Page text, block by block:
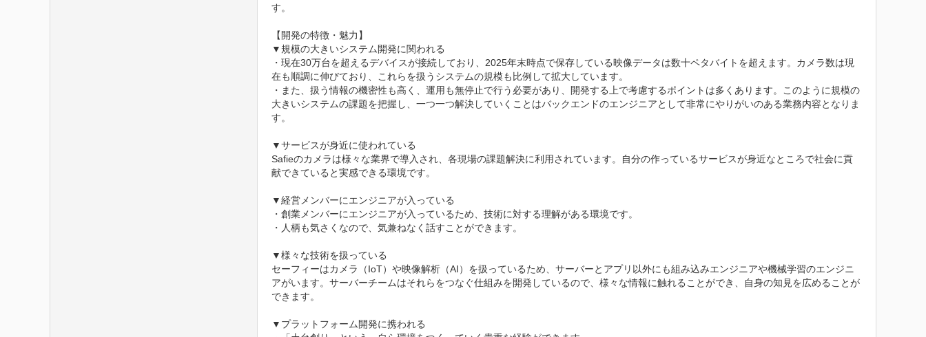
す。
【開発の特徴・魅力】
▼規模の大きいシステム開発に関われる
・現在30万台を超えるデバイスが接続しており、2025年末時点で保存している映像データは数十ペタバイトを超えます。カメラ数は現
在も順調に伸びており、これらを扱うシステムの規模も比例して拡大しています。
・また、扱う情報の機密性も高く、運用も無停止で行う必要があり、開発する上で考慮するポイントは多くあります。このように規模の
大きいシステムの課題を把握し、一つ一つ解決していくことはバックエンドのエンジニアとして非常にやりがいのある業務内容となりま
す。
▼サービスが身近に使われている
Safieのカメラは様々な業界で導入され、各現場の課題解決に利用されています。自分の作っているサービスが身近なところで社会に貢
献できていると実感できる環境です。
▼経営メンバーにエンジニアが入っている
・創業メンバーにエンジニアが入っているため、技術に対する理解がある環境です。
・人柄も気さくなので、気兼ねなく話すことができます。
▼様々な技術を扱っている
セーフィーはカメラ（IoT）や映像解析（AI）を扱っているため、サーバーとアプリ以外にも組み込みエンジニアや機械学習のエンジニ
アがいます。サーバーチームはそれらをつなぐ仕組みを開発しているので、様々な情報に触れることができ、自身の知見を広めることが
できます。
▼プラットフォーム開発に携われる